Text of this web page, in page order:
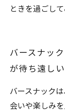
ときを過ごして
バースナッ
が待ち遠しい
バースナック
会いや楽しみ